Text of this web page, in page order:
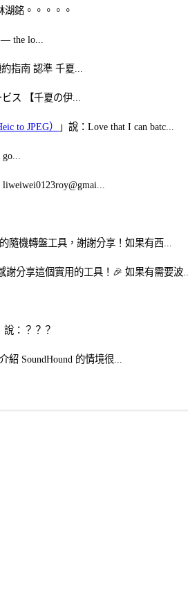
湖銘。。。。。
the lo...
指南 認準 千夏...
ス 【千夏の伊...
to JPEG） 」說：Love that I can batc...
liweiwei0123roy@gmai...
隨機轉盤工具，謝謝分享！如果有西...
謝分享這個實用的工具！🎉 如果有需要波
說：？？？
紹 SoundHound 的情境很...